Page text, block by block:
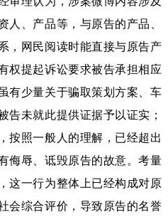
人、产品等，与原告的产品、
，网民阅读时能直接与原告产
权提起诉讼要求被告承担相应
有少量关于骗取策划方案、车
告未就此提供证据予以证实；
按照一般人的理解，已经超出
侮辱、诋毁原告的故意。考量
这一行为整体上已经构成对原
会综合评价，导致原告的名誉